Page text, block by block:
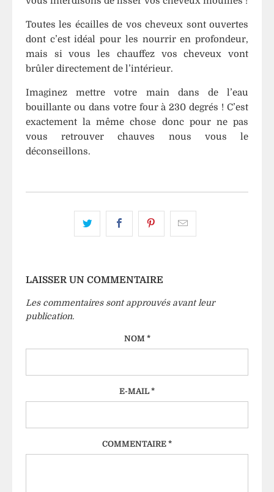
Toutes les écailles de vos cheveux sont ouvertes
dont c’est idéal pour les nourrir en profondeur,
mais si vous les chauffez vos cheveux vont
brûler directement de l’intérieur.
Imaginez mettre votre main dans de l’eau
bouillante ou dans votre four à 230 degrés ! C’est
exactement la même chose donc pour ne pas
vous retrouver chauves nous vous le
déconseillons.
LAISSER UN COMMENTAIRE
Les commentaires sont approuvés avant leur
publication.
NOM *
E-MAIL *
COMMENTAIRE *